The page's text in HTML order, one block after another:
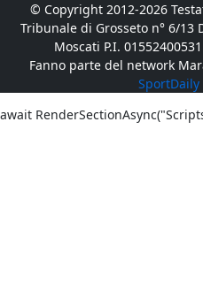
© Copyright 2012-2026
Tribunale di Grosseto n° 6/
Moscati P.I.
Fanno parte del network
SportDaily
await